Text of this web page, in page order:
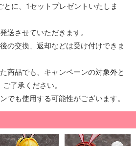
に、1セットプレゼントいたしま
送させていただきます。
の交換、返却などは受け付けできま
商品でも、キャンペーンの対象外と
了承ください。
でも使用する可能性がございます。